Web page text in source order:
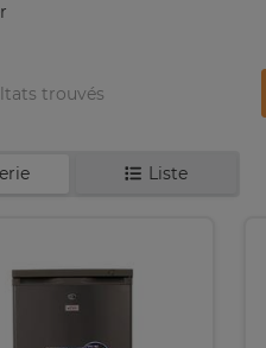
trouvés
Liste